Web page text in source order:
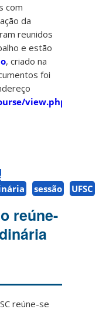
com
da
reunidos
e estão
, criado na
foi
view.php?
sessão UFSC
reúne-
reúne-se